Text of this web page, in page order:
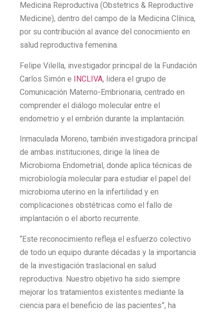
Medicina Reproductiva (Obstetrics & Reproductive
Medicine), dentro del campo de la Medicina Clínica,
por su contribución al avance del conocimiento en
salud reproductiva femenina.
Felipe Vilella, investigador principal de la Fundación
Carlos Simón e INCLIVA, lidera el grupo de
Comunicación Materno-Embrionaria, centrado en
comprender el diálogo molecular entre el
endometrio y el embrión durante la implantación.
Inmaculada Moreno, también investigadora principal
de ambas instituciones, dirige la línea de
Microbioma Endometrial, donde aplica técnicas de
microbiología molecular para estudiar el papel del
microbioma uterino en la infertilidad y en
complicaciones obstétricas como el fallo de
implantación o el aborto recurrente.
“Este reconocimiento refleja el esfuerzo colectivo
de todo un equipo durante décadas y la importancia
de la investigación traslacional en salud
reproductiva. Nuestro objetivo ha sido siempre
mejorar los tratamientos existentes mediante la
ciencia para el beneficio de las pacientes”, ha